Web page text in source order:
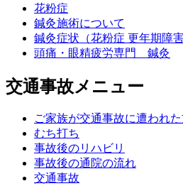
花粉症
鍼灸施術について
鍼灸症状（花粉症 更年期障
頭痛・眼精疲労専門 鍼灸
交通事故メニュー
ご家族が交通事故に遭われ
むち打ち
事故後のリハビリ
事故後の通院の流れ
交通事故